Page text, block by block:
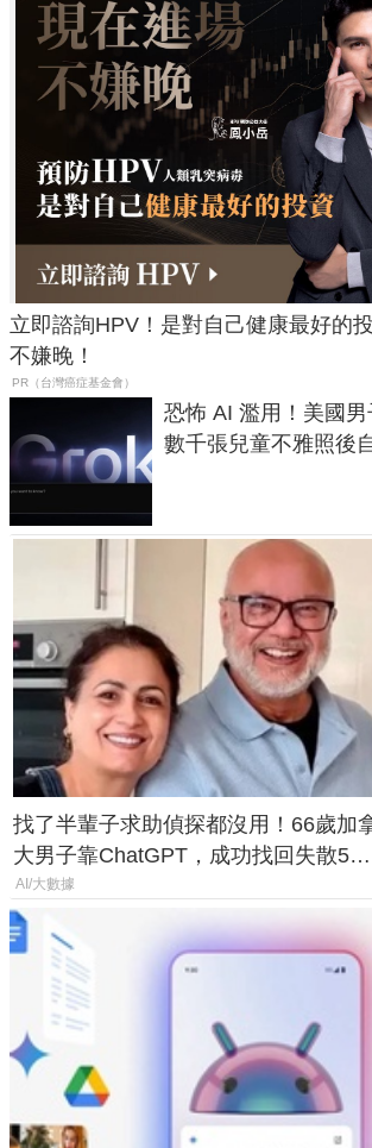
立即諮詢HPV！是對自己健康最好的
不嫌晚！
PR（台灣癌症基金會）
恐怖 AI 濫用！美國
數千張兒童不雅照後
找了半輩子求助偵探都沒用！66歲加
大男子靠ChatGPT，成功找回失散50
年家人
AI/大數據